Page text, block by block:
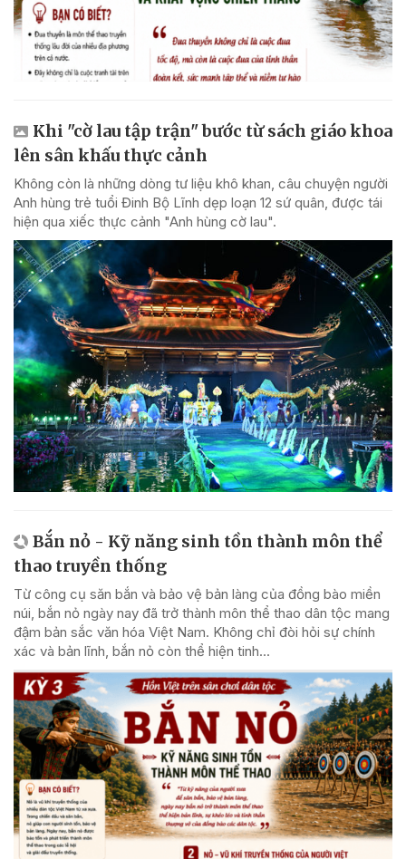
Khi "cờ lau tập trận" bước từ sách giáo khoa
lên sân khấu thực cảnh
Không còn là những dòng tư liệu khô khan, câu chuyện người
Anh hùng trẻ tuổi Đinh Bộ Lĩnh dẹp loạn 12 sứ quân, được tái
hiện qua xiếc thực cảnh "Anh hùng cờ lau".
Bắn nỏ - Kỹ năng sinh tồn thành môn thể
thao truyền thống
Từ công cụ săn bắn và bảo vệ bản làng của đồng bào miền
núi, bắn nỏ ngày nay đã trở thành môn thể thao dân tộc mang
đậm bản sắc văn hóa Việt Nam. Không chỉ đòi hỏi sự chính
xác và bản lĩnh, bắn nỏ còn thể hiện tinh...